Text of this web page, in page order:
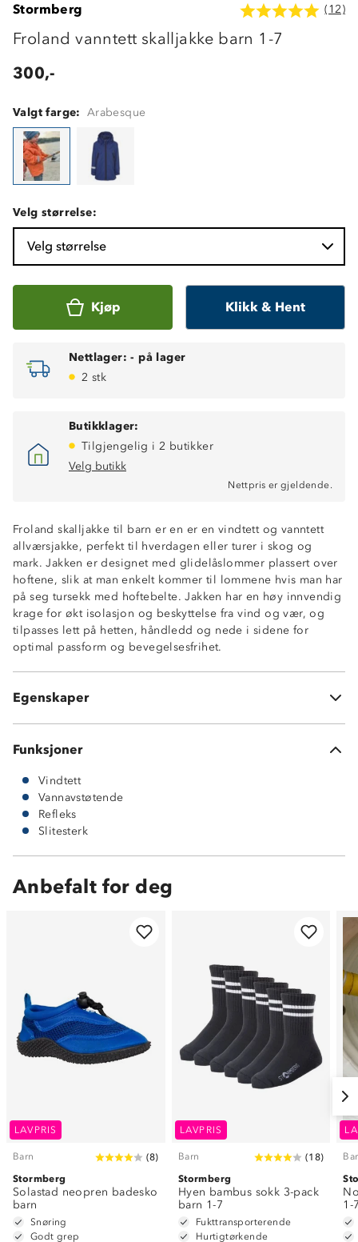
Stormberg (12)
Froland vanntett skalljakke barn 1-7
300,-
Valgt farge: Arabesque
Velg størrelse:
Velg størrelse
Kjøp Klikk & Hent
Nettlager: - på lager
2 stk
Butikklager:
Tilgjengelig i 2 butikker
Velg butikk
Nettpris er gjeldende.
Froland skalljakke til barn er en er en vindtett og vanntett
allværsjakke, perfekt til hverdagen eller turer i skog og
mark. Jakken er designet med glidelåslommer plassert over
hoftene, slik at man enkelt kommer til lommene hvis man har
på seg tursekk med hoftebelte. Jakken har en høy innvendig
krage for økt isolasjon og beskyttelse fra vind og vær, og
tilpasses lett på hetten, håndledd og nede i sidene for
optimal passform og bevegelsesfrihet.
Egenskaper
Vanntett (8 000 mm vannsøyle)
Fukttransporterende (6 000 g/m2/24t)
Vindtett
Meshfôr
Vannavstøtende glidelåser
To glidelåslommer tilpasset hoftebelte
Fast hette med justering rundt ansikt og i bakhodet
Enhåndsstramming nederst i sidene
Borrelåsjustering rundt håndledd
Hakebeskytter på glidelås
Refleksstripe på ermet
Funksjoner
Vindtett
Vannavstøtende
Refleks
Slitesterk
Anbefalt for deg
LAVPRIS
Barn (8)
Stormberg
Solastad neopren badesko
barn
Snøring
Godt grep
LAVPRIS
Barn (18)
Stormberg
Hyen bambus sokk 3-pack
barn 1-7
Fukttransporterende
Hurtigtørkende
1-